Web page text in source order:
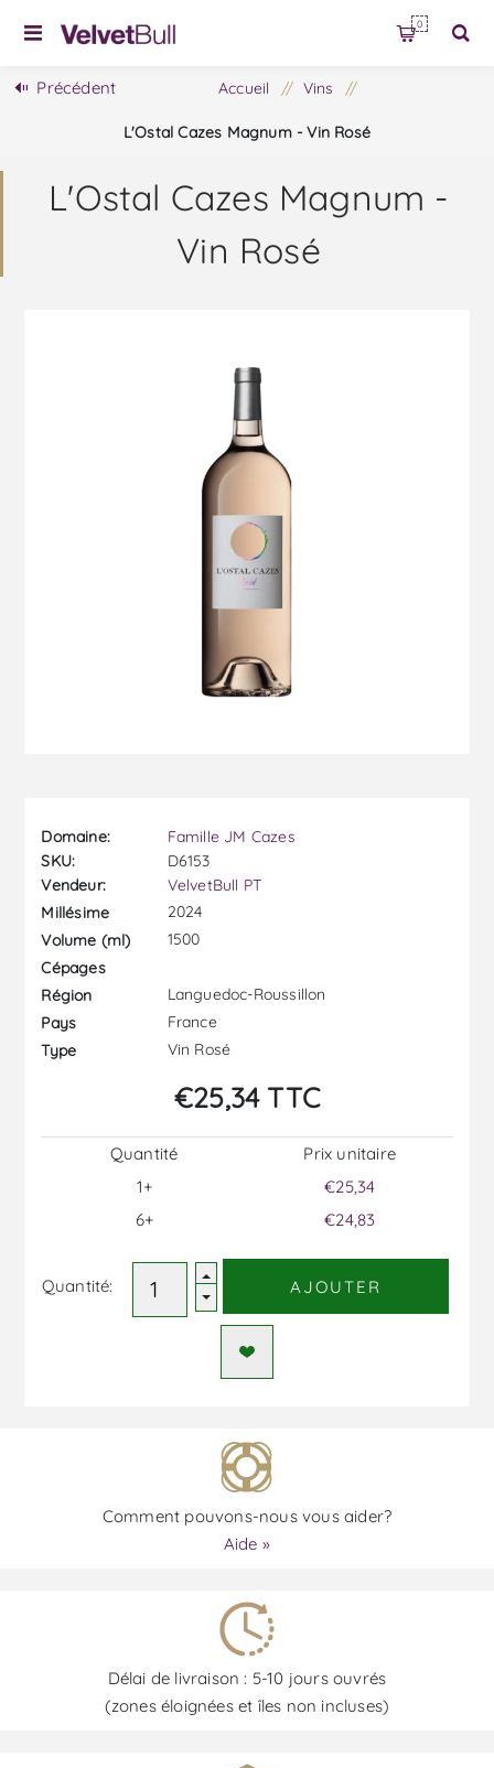
0
Précédent Accueil / Vins /
L'Ostal Cazes Magnum - Vin Rosé
L'Ostal Cazes Magnum -
Vin Rosé
Domaine:
Famille JM Cazes
SKU:
D6153
Vendeur:
VelvetBull PT
Millésime
2024
Volume (ml)
1500
Cépages
Région
Languedoc-Roussillon
Pays
France
Type
Vin Rosé
€25,34 TTC
Quantité
1+
6+
Prix ​​unitaire
€25,34
€24,83
Quantité: AJOUTER
Comment pouvons-nous vous aider?
Aide »
Délai de livraison : 5-10 jours ouvrés
(zones éloignées et îles non incluses)